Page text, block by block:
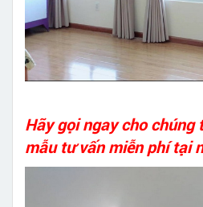
Hãy gọi ngay cho chúng
mẫu tư vấn miễn phí tại